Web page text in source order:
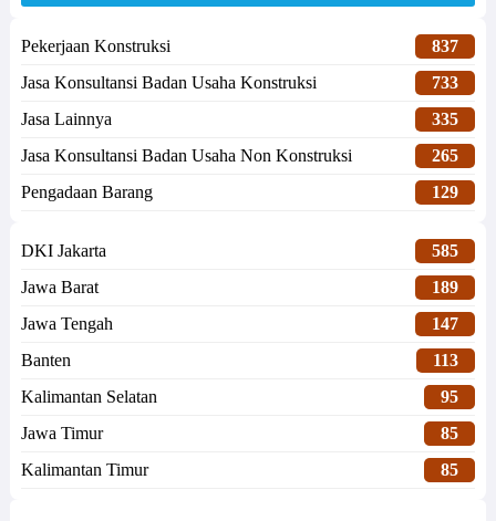
Pekerjaan Konstruksi
837
Jasa Konsultansi Badan Usaha Konstruksi
733
Jasa Lainnya
335
Jasa Konsultansi Badan Usaha Non Konstruksi
265
Pengadaan Barang
129
DKI Jakarta
585
Jawa Barat
189
Jawa Tengah
147
Banten
113
Kalimantan Selatan
95
Jawa Timur
85
Kalimantan Timur
85